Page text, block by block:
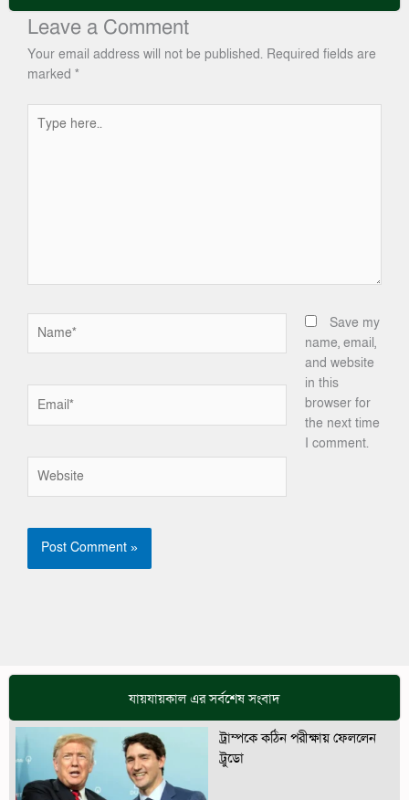
Leave a Comment
Your email address will not be published. Required fields are
marked *
here..
Save my
name, email,
and website
in this
browser for
the next time
I comment.
যায়যায়কাল এর সর্বশেষ সংবাদ
ট্রাম্পকে কঠিন পরীক্ষায় ফেললেন
ট্রুডো